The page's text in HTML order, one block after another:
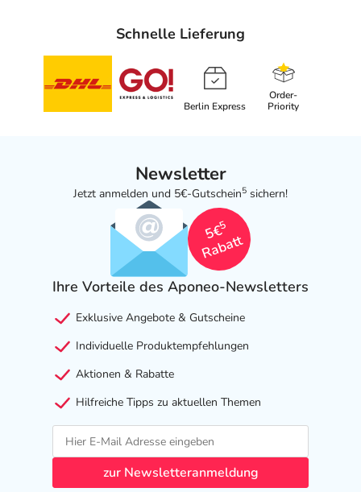
Schnelle Lieferung
Berlin Express
Order-
Priority
Newsletter
Jetzt anmelden und 5€-Gutschein5 sichern!
5€
5
Rabatt
Ihre Vorteile des Aponeo-Newsletters
Exklusive Angebote & Gutscheine
Individuelle Produktempfehlungen
Aktionen & Rabatte
Hilfreiche Tipps zu aktuellen Themen
zur Newsletteranmeldung